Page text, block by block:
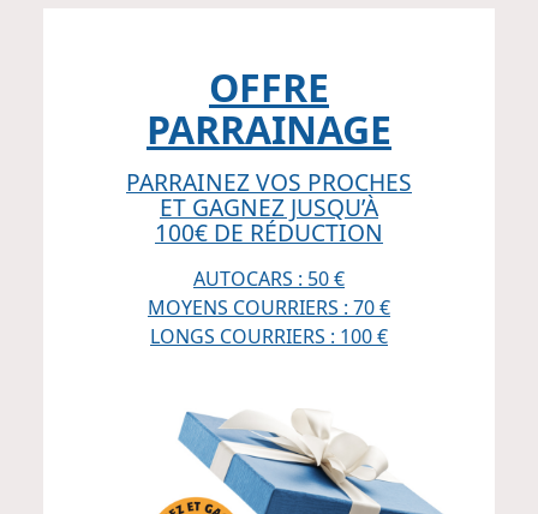
OFFRE
PARRAINAGE
PARRAINEZ VOS PROCHES
ET GAGNEZ JUSQU’À
100€ DE RÉDUCTION
AUTOCARS : 50 €
MOYENS COURRIERS : 70 €
LONGS COURRIERS : 100 €